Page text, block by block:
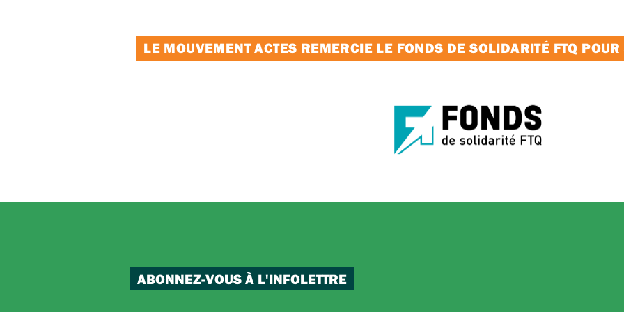
LE MOUVEMENT ACTES REMERCIE LE FONDS DE SOLIDARITÉ FTQ
ABONNEZ-VOUS À L'INFOLETTRE